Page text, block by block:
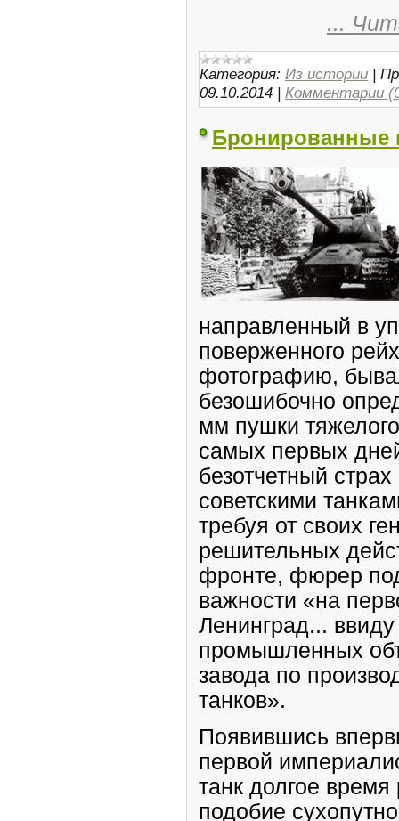
...
Категория: Из истории |
09.10.2014 | Комментарии
Бронированные
направленный в
поверженного
фотографию,
безошибочно
мм пушки
самых первых
безотчетный
советскими
требуя от своих
решительных
фронте, фюрер
важности «на
Ленинград...
промышленных
завода по
танков».
Появившись
первой
танк долгое время
подобие